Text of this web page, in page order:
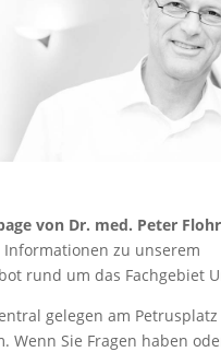
von Dr. med. Peter
Informationen zu unserem
rund um das Fachgebiet
gelegen am
Wenn Sie Fragen haben